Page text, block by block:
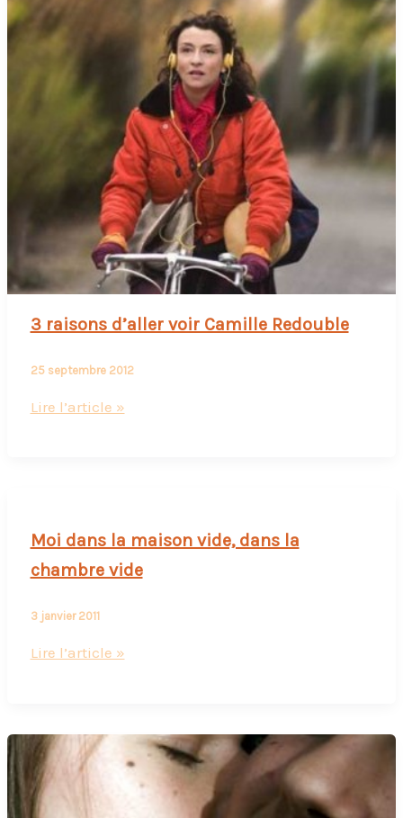
3 raisons d’aller voir Camille Redouble
25 septembre 2012
3
Redouble
Lire l’article »
Moi dans la maison vide, dans la
chambre vide
3 janvier 2011
Moi
vide,
dans
la
Lire l’article »